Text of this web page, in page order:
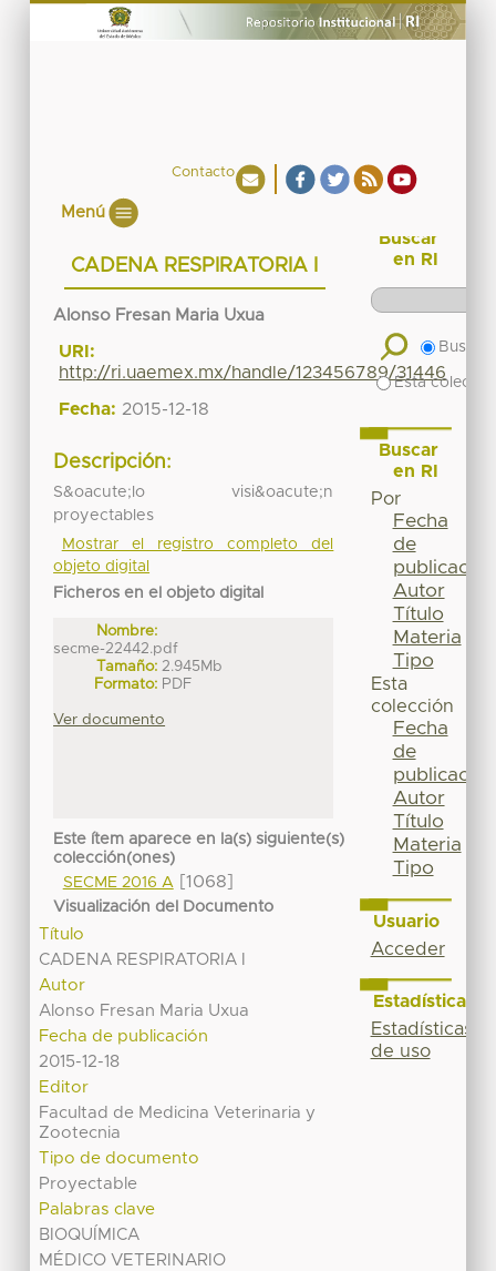
Contacto
Menú
CADENA RESPIRATORIA I
Alonso Fresan Maria Uxua
URI:
http://ri.uaemex.mx/handle/123456789/31446
Fecha: 2015-12-18
Descripción:
S&oacute;lo visi&oacute;n
proyectables
Mostrar el registro completo del
objeto digital
Ficheros en el objeto digital
Nombre:
secme-22442.pdf
Tamaño: 2.945Mb
Formato: PDF
Ver documento
Este ítem aparece en la(s) siguiente(s)
colección(ones)
SECME 2016 A[1068]
Visualización del Documento
Título
CADENA RESPIRATORIA I
Autor
Alonso Fresan Maria Uxua
Fecha de publicación
2015-12-18
Editor
Facultad de Medicina Veterinaria y
Zootecnia
Tipo de documento
Proyectable
Palabras clave
BIOQUÍMICA
MÉDICO VETERINARIO
Buscar
en RI
Buscar
Esta
Buscar
en RI
Por
Fecha
de
publicación
Autor
Título
Materia
Tipo
Esta
colección
Fecha
de
publicación
Autor
Título
Materia
Tipo
Usuario
Acceder
Estadísticas
Estadísticas
de uso